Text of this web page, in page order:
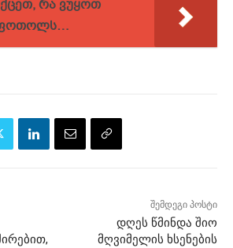
რა ვუყოთ
ფოთოლს…
შემდეგი პოსტი
დღეს წმინდა შიო
მღვიმელის ხსენების